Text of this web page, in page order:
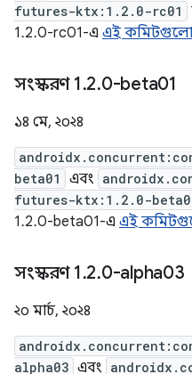
futures-ktx:1.2.0-rc01
1.2.0-rc01-এ এই কমিটগুলো
সংস্করণ 1.2.0-beta01
১৪ মে, ২০২৪
beta01
এবং
futures-ktx:1.2.0-
1.2.0-beta01-এ এই
সংস্করণ 1.2.0-alpha03
২০ মার্চ, ২০২৪
alpha03 এবং